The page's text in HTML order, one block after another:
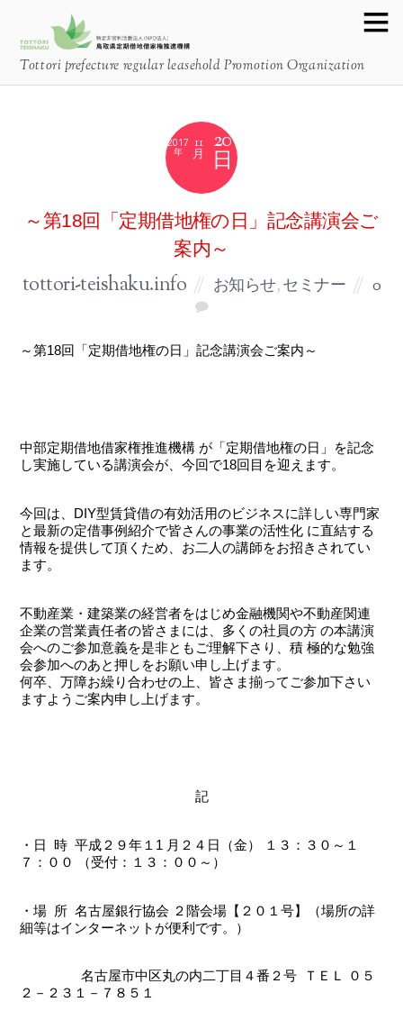
Tottori prefecture regular leasehold Promotion Organization
20
11
月
2017
～第18回「定期借地権の日」記念講演会ご
案内～
tottori-teishaku.info お知らせ,セミナー 0
～第18回「定期借地権の日」記念講演会ご案内～
中部定期借地借家権推進機構 が「定期借地権の日」を記念
し実施している講演会が、今回で18回目を迎えます。
今回は、DIY型賃貸借の有効活用のビジネスに詳しい専門家
と最新の定借事例紹介で皆さんの事業の活性化 に直結する
情報を提供して頂くため、お二人の講師をお招きされてい
ます。
不動産業・建築業の経営者をはじめ金融機関や不動産関連
企業の営業責任者の皆さまには、多くの社員の方 の本講演
会へのご参加意義を是非ともご理解下さり、積 極的な勉強
会参加へのあと押しをお願い申し上げます。
何卒、万障お繰り合わせの上、皆さま揃ってご参加下さい
ますようご案内申し上げます。
記
・日 時 平成２９年１1 月２４日（金） １３：３０～１
７：００ （受付：１３：００～）
・場 所 名古屋銀行協会 ２階会場【２０１号】（場所の詳
細等はインターネットが便利です。）
名古屋市中区丸の内二丁目４番２号 ＴＥＬ ０５
２－２３１－７８５１